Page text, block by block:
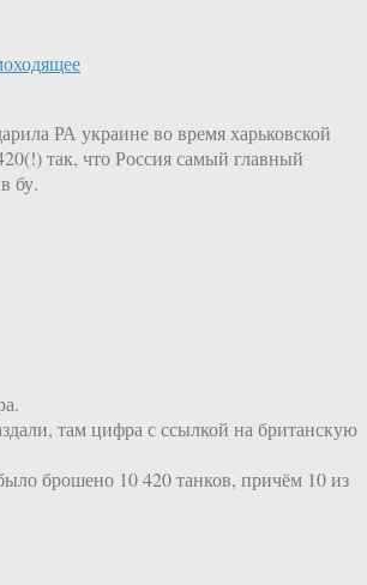
РА украине во время харьковской
так, что Россия самый главный
бу.
там цифра с ссылкой на британскую
брошено 10 420 танков, причём 10 из